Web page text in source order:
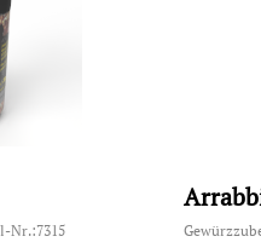
Nr.:7315